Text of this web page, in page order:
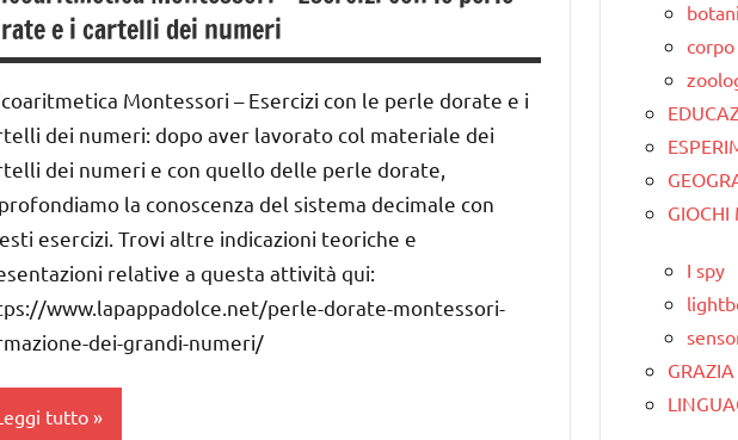
MONTESSORI
classe
ai
e i cartelli dei numeri
Montessori – Esercizi con le perle dorate e i
dei numeri: dopo aver lavorato col materiale dei
dei numeri e con quello delle perle dorate,
la conoscenza del sistema decimale con
esercizi. Trovi altre indicazioni teoriche e
relative a questa attività qui:
www.lapappadolce.net/perle-dorate-montessori-
dei-grandi-numeri/
tutto
GIOCHI
I spy